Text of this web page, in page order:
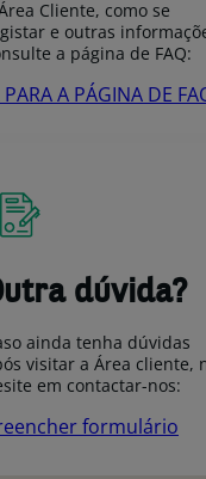
Cliente, como se
e outras
a página de FAQ:
PARA A PÁGINA DE
dúvida?
ainda tenha dúvidas
visitar a Área cliente,
em contactar-nos:
formulário